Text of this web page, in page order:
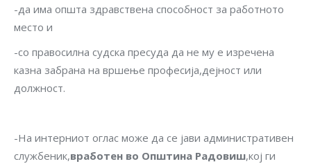
-да има општа здравствена способност за работното
место и
-со правосилна судска пресуда да не му е изречена
казна забрана на вршење професија,дејност или
должност.
-На интерниот оглас може да се јави административен
службеник,вработен во Општина Радовиш,кој ги